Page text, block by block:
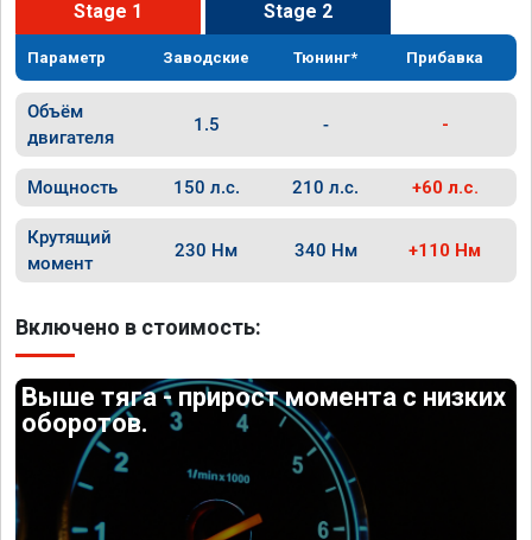
Stage 1 Stage 2
Параметр Заводские Тюнинг* Прибавка
Объём
двигателя
1.5 - -
Мощность 150 л.с. 210 л.с. +60 л.с.
Крутящий
момент
230 Нм 340 Нм +110 Нм
Включено в стоимость:
Выше тяга - прирост момента с низких
оборотов.